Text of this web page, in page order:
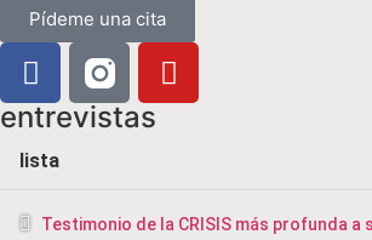
Pídeme una cita
entrevistas
lista
Testimonio de la CRISIS más profunda a